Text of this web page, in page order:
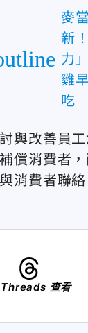
麥
新
力
雞
吃
與改善員
償消費者
消費者聯
查看